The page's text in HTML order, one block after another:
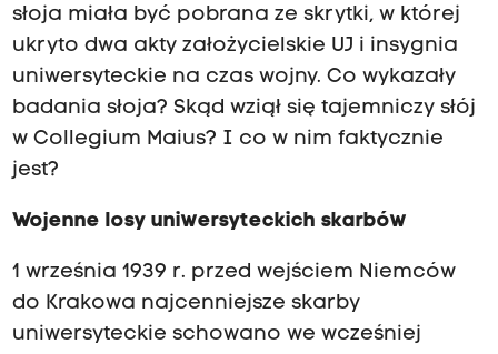
słoja miała być pobrana ze skrytki, w której
ukryto dwa akty założycielskie UJ i insygnia
uniwersyteckie na czas wojny. Co wykazały
badania słoja? Skąd wziął się tajemniczy słój
w Collegium Maius? I co w nim faktycznie
jest?
Wojenne losy uniwersyteckich skarbów
1 września 1939 r. przed wejściem Niemców
do Krakowa najcenniejsze skarby
uniwersyteckie schowano we wcześniej